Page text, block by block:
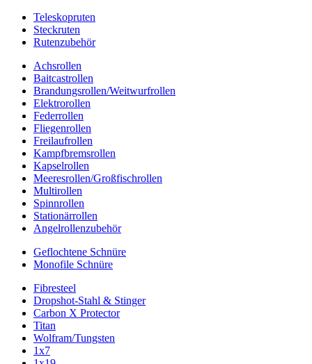
Teleskopruten
Steckruten
Rutenzubehör
Achsrollen
Baitcastrollen
Brandungsrollen/Weitwurfrollen
Elektrorollen
Federrollen
Fliegenrollen
Freilaufrollen
Kampfbremsrollen
Kapselrollen
Meeresrollen/Großfischrollen
Multirollen
Spinnrollen
Stationärrollen
Angelrollenzubehör
Geflochtene Schnüre
Monofile Schnüre
Fibresteel
Dropshot-Stahl & Stinger
Carbon X Protector
Titan
Wolfram/Tungsten
1x7